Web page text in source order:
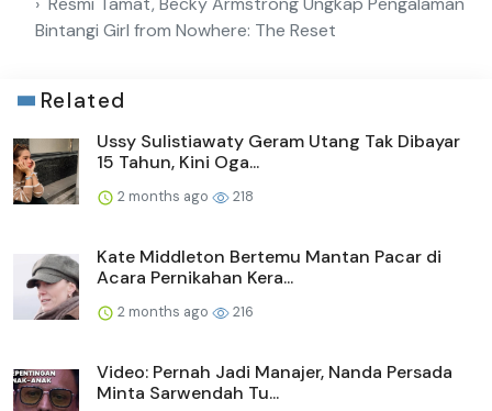
Bintangi Girl from Nowhere: The Reset
Related
Ussy Sulistiawaty Geram Utang Tak Dibayar
15 Tahun, Kini Oga...
2 months ago 218
Kate Middleton Bertemu Mantan Pacar di
Acara Pernikahan Kera...
2 months ago 216
Video: Pernah Jadi Manajer, Nanda Persada
Minta Sarwendah Tu...